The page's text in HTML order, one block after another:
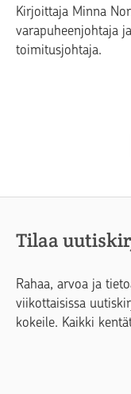
Kirjoittaja Minna
varapuheenjohtaja
toimitusjohtaja.
Tilaa
Rahaa, arvoa ja
viikottaisissa
kokeile. Kaikki